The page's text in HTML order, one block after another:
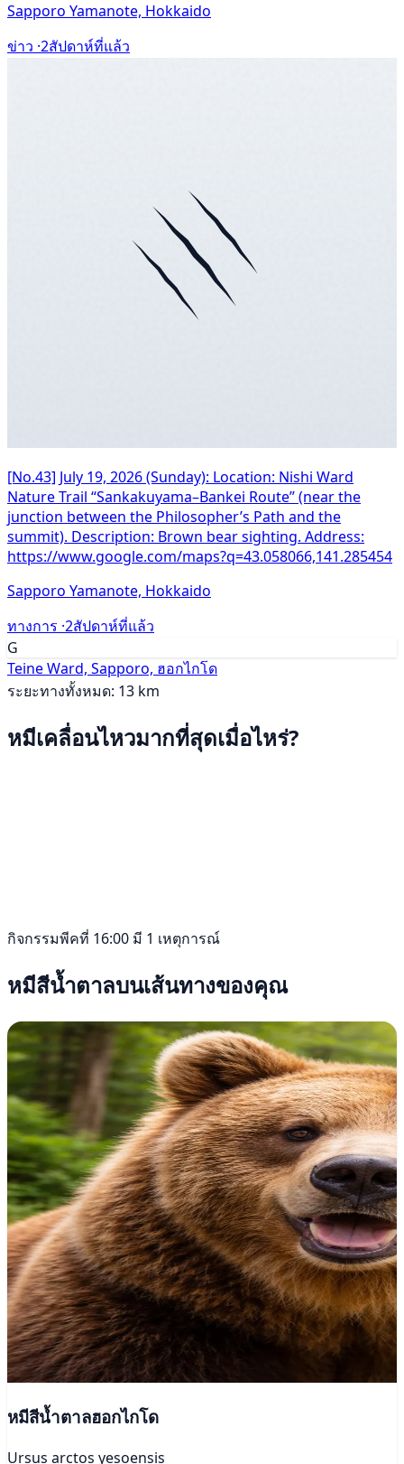
Sapporo Yamanote, Hokkaido
ข่าว ·2สัปดาห์ที่แล้ว
[No.43] July 19, 2026 (Sunday): Location: Nishi Ward
Nature Trail “Sankakuyama–Bankei Route” (near the
junction between the Philosopher’s Path and the
summit). Description: Brown bear sighting. Address:
https://www.google.com/maps?q=43.058066,141.285454
Sapporo Yamanote, Hokkaido
ทางการ ·2สัปดาห์ที่แล้ว
G
Teine Ward, Sapporo, ฮอกไกโด
ระยะทางทั้งหมด: 13 km
หมีเคลื่อนไหวมากที่สุดเมื่อไหร่?
กิจกรรมพีคที่ 16:00 มี 1 เหตุการณ์
หมีสีน้ำตาลบนเส้นทางของคุณ
หมีสีน้ำตาลฮอกไกโด
Ursus arctos yesoensis